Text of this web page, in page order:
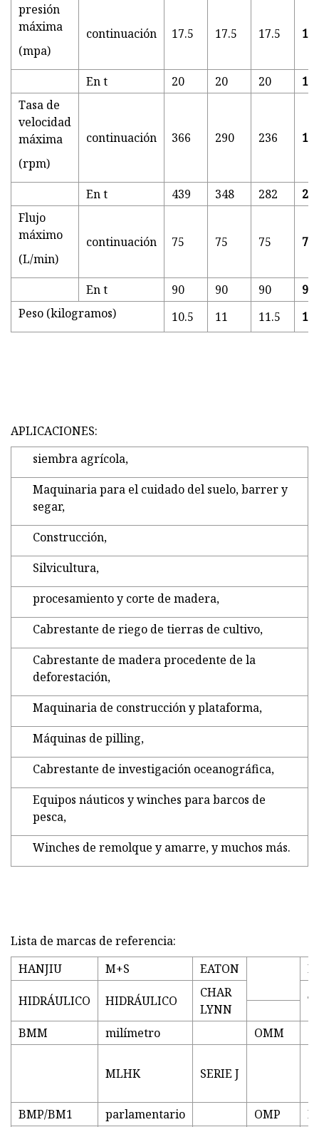
presión
máxima
(mpa)
continuación 17.5 17.5 17.5
En t 20 20 20
19
Tasa de
velocidad
máxima
(rpm)
continuación 366 290 236
En t 439 348 282
Flujo
máximo
(L/min)
continuación 75 75 75 75
En t 90 90 90
90
Peso (kilogramos)
10.5 11 11.5
APLICACIONES:
siembra agrícola,
Maquinaria para el cuidado del suelo, barrer y
segar,
Construcción,
Silvicultura,
procesamiento y corte de madera,
Cabrestante de riego de tierras de cultivo,
Cabrestante de madera procedente de la
deforestación,
Maquinaria de construcción y plataforma,
Máquinas de pilling,
Cabrestante de investigación oceanográfica,
Equipos náuticos y winches para barcos de
pesca,
Winches de remolque y amarre, y muchos más.
Lista de marcas de referencia:
HANJIU
M+S EATON
HIDRÁULICO HIDRÁULICO
CHAR
LYNN
BMM milímetro OMM
MLHK SERIE J
BMP/BM1 parlamentario OMP